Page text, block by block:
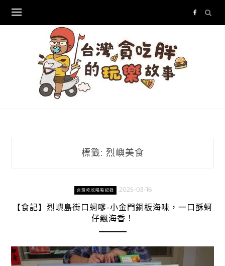
content
標籤: 烈嶼美食
台灣吃吃喝喝紀錄 2025-03-16
【食記】烈嶼島街口蚵嗲-小金門銅板海味，一口酥蚵
仔飄海香！